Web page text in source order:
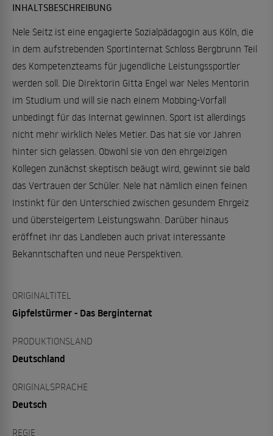
INHALTSBESCHREIBUNG
Nele Seitz ist eine engagierte Sozialpädagogin aus Köln, die
in dem aufstrebenden Sportinternat Schloss Bergbrunn Teil
des Kompetenzteams für jugendliche Leistungssportler
werden soll. Die Direktorin Gitta Engel war Neles Mentorin
im Studium und will sie nach einem Mobbing-Vorfall
unbedingt für das Internat gewinnen. Sport ist allerdings
nicht mehr wirklich Neles Metier. Das hat sie vor Jahren
hinter sich gelassen. Obwohl sie von den ehrgeizigen
Kollegen zunächst skeptisch beäugt wird, gewinnt sie bald
das Vertrauen der Schüler. Nele hat nämlich einen feinen
Instinkt für den Unterschied zwischen gesundem Ehrgeiz
und übersteigertem Leistungswahn. Darüber hinaus
eröffnet ihr das Landleben auch privat interessante
Bekanntschaften und neue Perspektiven.
ORIGINALTITEL
Gipfelstürmer - Das Berginternat
PRODUKTIONSLAND
Deutschland
ORIGINALSPRACHE
Deutsch
REGIE